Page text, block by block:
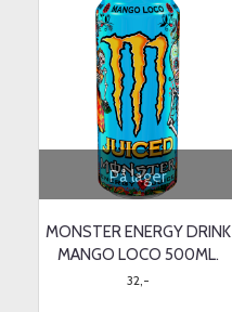
På lager
MONSTER ENERGY DRINK
MANGO LOCO 500ML.
32,-